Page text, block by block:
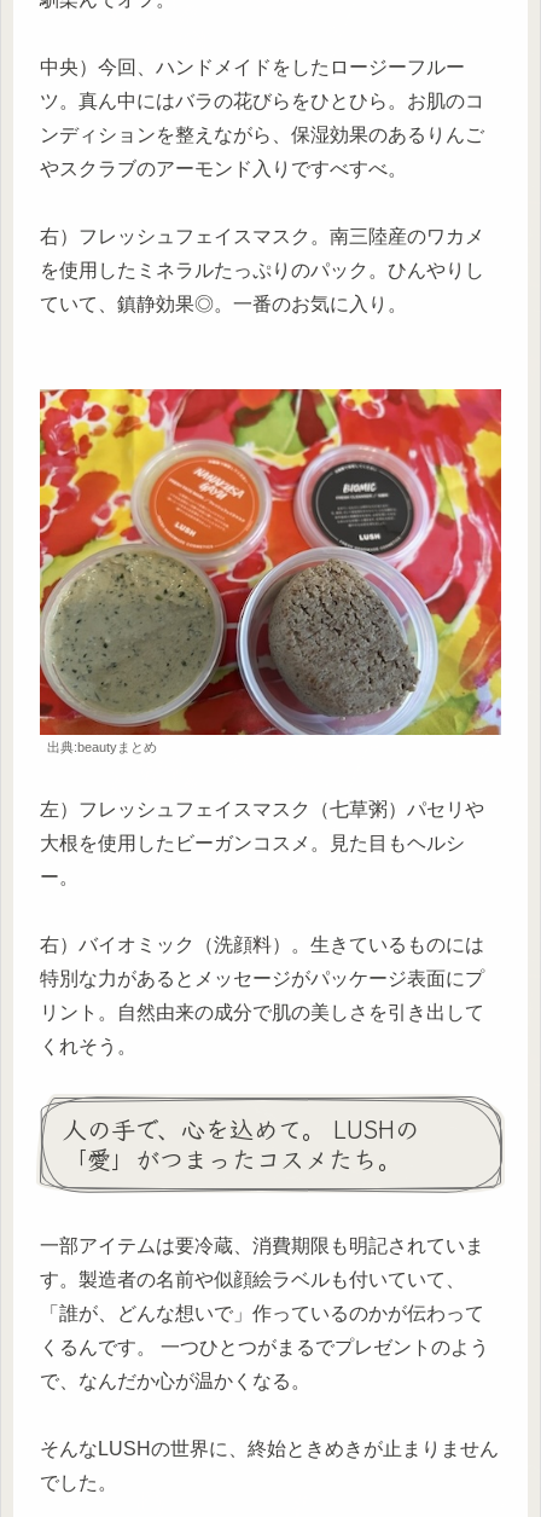
中央）今回、ハンドメイドをしたロージーフルー
ツ。真ん中にはバラの花びらをひとひら。お肌のコ
ンディションを整えながら、保湿効果のあるりんご
やスクラブのアーモンド入りですべすべ。
右）フレッシュフェイスマスク。南三陸産のワカメ
を使用したミネラルたっぷりのパック。ひんやりし
ていて、鎮静効果◎。一番のお気に入り。
出典:beautyまとめ
左）フレッシュフェイスマスク（七草粥）パセリや
大根を使用したビーガンコスメ。見た目もヘルシ
ー。
右）バイオミック（洗顔料）。生きているものには
特別な力があるとメッセージがパッケージ表面にプ
リント。自然由来の成分で肌の美しさを引き出して
くれそう。
人の手で、心を込めて。 LUSHの
「愛」がつまったコスメたち。
一部アイテムは要冷蔵、消費期限も明記されていま
す。製造者の名前や似顔絵ラベルも付いていて、
「誰が、どんな想いで」作っているのかが伝わって
くるんです。 一つひとつがまるでプレゼントのよう
で、なんだか心が温かくなる。
そんなLUSHの世界に、終始ときめきが止まりません
でした。